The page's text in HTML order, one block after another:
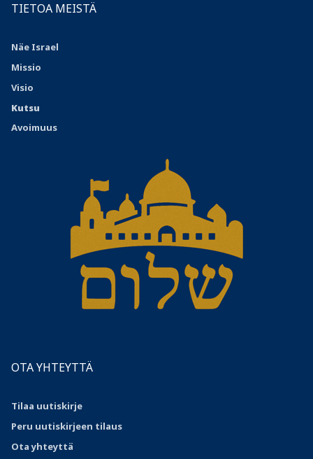
TIETOA MEISTÄ
Näe Israel
Missio
Visio
Kutsu
Avoimuus
OTA YHTEYTTÄ
Tilaa uutiskirje
Peru uutiskirjeen tilaus
Otayhteyttä